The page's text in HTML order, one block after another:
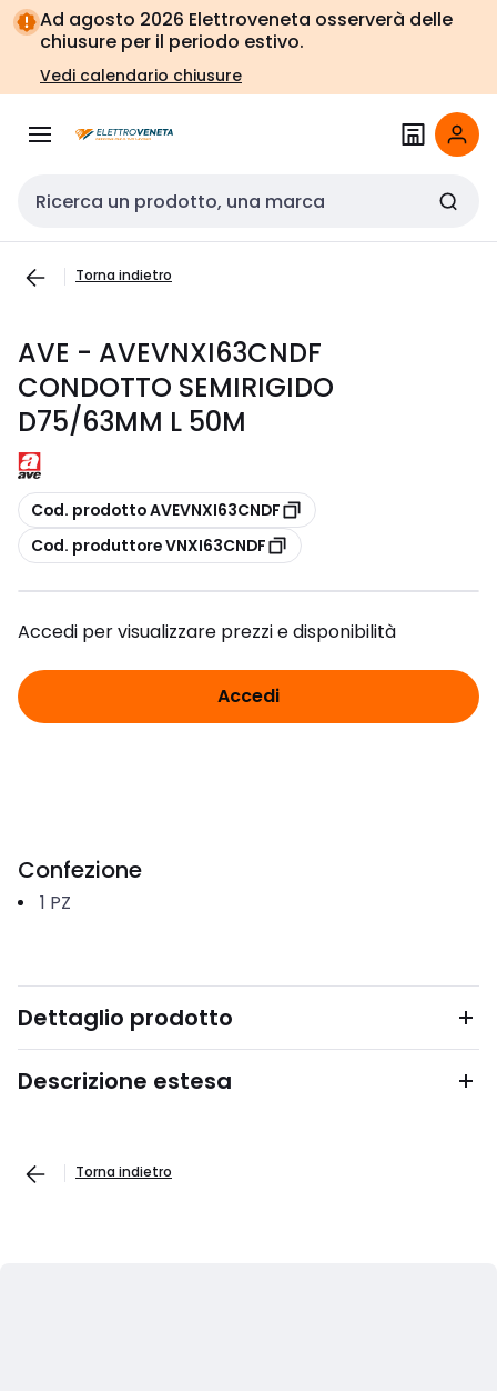
Vai alla
navigazione
Vai
alla
pagina
Ad agosto 2026 Elettroveneta osserverà delle
chiusure per il periodo estivo.
Vedi calendario chiusure
Cerca input
Torna indietro
AVE - AVEVNXI63CNDF
CONDOTTO SEMIRIGIDO
D75/63MM L 50M
copia
Cod. prodotto AVEVNXI63CNDF
copia
Cod. produttore VNXI63CNDF
Accedi per visualizzare prezzi e disponibilità
Accedi
Confezione
1 PZ
Dettaglio prodotto
Descrizione estesa
Torna indietro